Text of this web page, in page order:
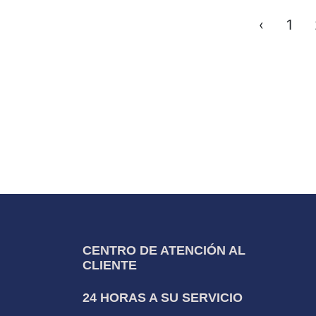
‹ 1
CENTRO DE ATENCIÓN AL
CLIENTE
24 HORAS A SU SERVICIO